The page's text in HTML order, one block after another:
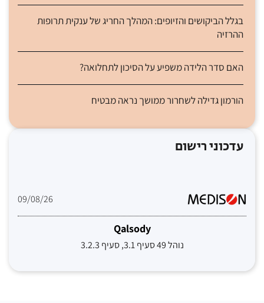
בגלל הביקושים והזיופים: המהלך החריג של ענקית תרופות
ההרזיה
האם סדר הלידה משפיע על הסיכון לתחלואה?
הורמון גדילה לשחרור ממושך נראה מבטיח
עדכוני רישום
09/08/26
Qalsody
נוהל 49 סעיף 3.1, סעיף 3.2.3